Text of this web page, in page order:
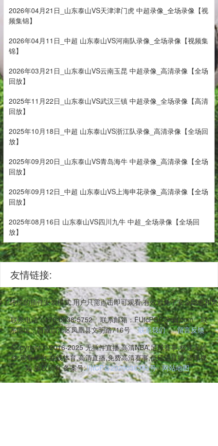
2026年04月21日_山东泰山VS天津津门虎 中超录像_全场录像【视
频集锦】
2026年04月11日_中超 山东泰山VS河南队录像_全场录像【视频集
锦】
2026年03月21日_山东泰山VS云南玉昆 中超录像_高清录像【全场
回放】
2025年11月22日_山东泰山VS武汉三镇 中超录像_全场录像【高清
回放】
2025年10月18日_中超 山东泰山VS浙江队录像_高清录像【全场回
放】
2025年09月20日_山东泰山VS青岛海牛 中超录像_高清录像【全场
回放】
2025年09月12日_中超 山东泰山VS上海申花录像_高清录像【全场
回放】
2025年08月16日 山东泰山VS四川九牛 中超_全场录像【全场回
放】
友情链接:
统的插件安装模式,用户只需点击即可观看,有效避免了安全隐
联系电话：176-0838-5752
联系邮箱：FUfcPGC@qq.com
联
系地址：西藏自治区凤凰县文明路716号
联系我们
留言反馈
Copyright © 2016-2025 无插件直播,高清NBA,足球赛事,极速无插
件,观看平台,在线体育,高清直播,免费高清赛事,低延迟直播,篮球视
频 版权所有 备案号:川ICP备2020036383号 网站地图